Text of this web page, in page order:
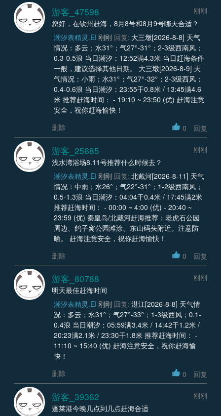
游客_47598
刚刚
您好，在钦州赶海，8月8号和8月9号哪天合适？
潮汐表精灵.EI 刚刚 回复: 大三墩[2026-8-8] 天气
情况：多云；水31°；气27°-31°；2-3级西南风；
0.3-0.5浪 当日潮汐：12:52满4.3米 当日赶海条件
一般，建议选择其他日期。 大三墩[2026-8-9] 天
气情况：小雨；水31°；气27°-32°；2-3级西风；
0.4-0.6浪 当日潮汐：23:55干0.8米 / 13:45满4.6
米 推荐赶海时间： - 19:10 ~ 23:50 (优) 赶海注意
安全，祝你赶海愉快！
删除
0 回复
游客_25685
刚刚
浅水湾浴场8.11号推荐什么时候去？
潮汐表精灵.EI 刚刚 回复: 北戴河[2026-8-11] 天气
情况：中雨；水26°；气22°-31°；1-2级西南风；
0.5-1.3浪 当日潮汐：04:04干0.4米 / 17:45满2米
推荐赶海时间： - 00:00 ~ 4:00 (优) - 20:40 ~
23:59 (优) 秦皇岛/北戴河赶海推荐：老虎石公园
周边、鸽子窝公园滩涂、东山码头附近。注意防
晒。 赶海注意安全，祝你赶海愉快！
删除
0 回复
游客_80788
刚刚
明天最佳赶海时间
潮汐表精灵.EI 刚刚 回复: 湛江[2026-8-8] 天气情
况：多云；水31°；气27°-33°；1-3级西风；0.1-
0.4浪 当日潮汐：05:59满3.4米 / 14:42干1.2米 /
20:23满2.1米 / 23:30干1.8米 推荐赶海时间： -
11:10 ~ 15:40 (优) 赶海注意安全，祝你赶海愉
快！
删除
0 回复
游客_39362
刚刚
蓬莱港今晚几点到几点赶海合适